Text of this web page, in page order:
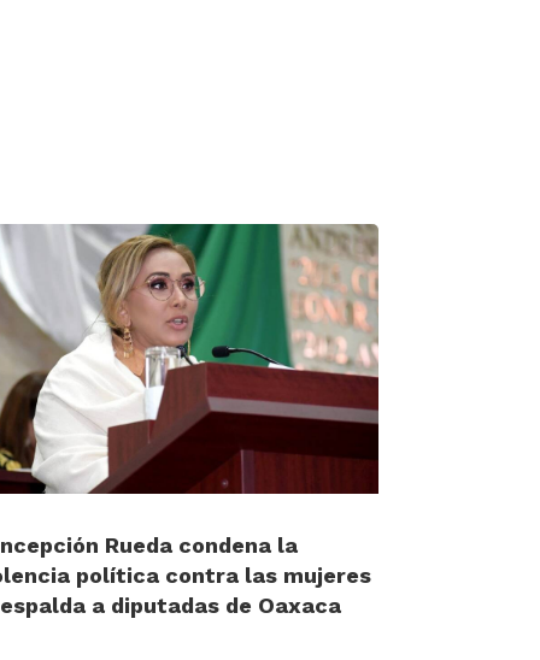
Rueda condena la
política contra las mujeres
a diputadas de Oaxaca